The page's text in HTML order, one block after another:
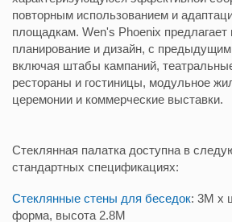
повторным использованием и
площадкам. Wen's Phoenix предлагает
планирование и дизайн, с
включая штабы кампаний,
рестораны и гостиницы, модульное
церемонии и коммерческие выставки.
Стеклянная палатка доступна в
стандартных спецификациях:
Стеклянные стены для беседок: 3M x
форма, высота 2.8M